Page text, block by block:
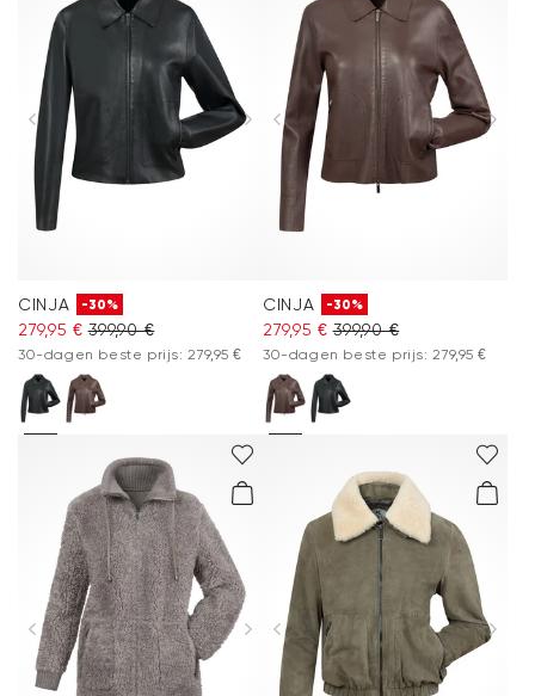
CINJA -30%
279,95 € 399,90 €
30-dagen beste prijs: 279,95 €
CINJA -30%
279,95 € 399,90 €
30-dagen beste prijs: 279,95 €